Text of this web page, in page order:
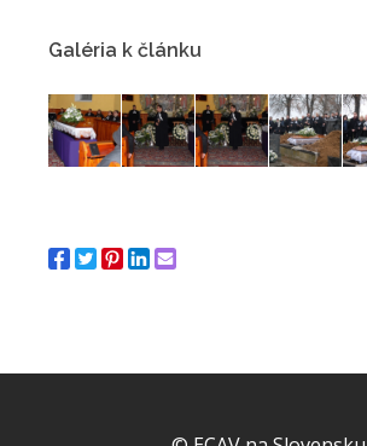
Galéria k článku